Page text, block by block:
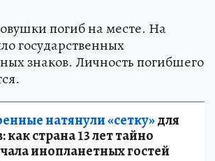
погиб на месте. На
государственных
знаков. Личность погибшего
натянули «сетку»для
страна 13 лет тайно
инопланетных гостей